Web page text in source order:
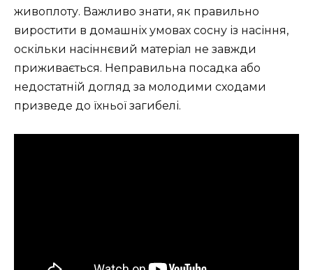
живоплоту. Важливо знати, як правильно
виростити в домашніх умовах сосну із насіння,
оскільки насіннєвий матеріал не завжди
приживається. Неправильна посадка або
недостатній догляд за молодими сходами
призведе до їхньої загибелі.